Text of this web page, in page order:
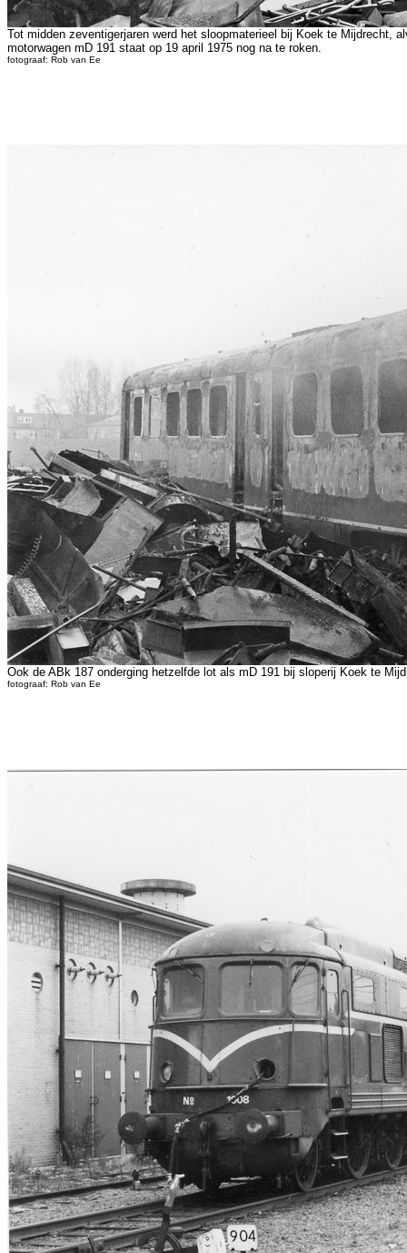
Tot midden zeventigerjaren werd het sloopmaterieel bij Koek te Mijdrecht,
motorwagen mD 191 staat op 19 april 1975 nog na te roken.
fotograaf: Rob van Ee
Ook de ABk 187 onderging hetzelfde lot als mD 191 bij sloperij Koek te
fotograaf: Rob van Ee